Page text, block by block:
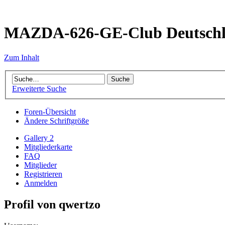
MAZDA-626-GE-Club
Zum Inhalt
Erweiterte Suche
Foren-Übersicht
Ändere Schriftgröße
Gallery 2
Mitgliederkarte
FAQ
Mitglieder
Registrieren
Anmelden
Profil von qwertzo